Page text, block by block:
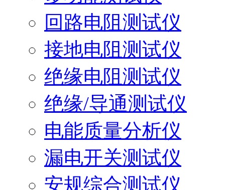
回路电阻测试仪
接地电阻测试仪
绝缘电阻测试仪
绝缘/导通测试仪
电能质量分析仪
漏电开关测试仪
安规综合测试仪